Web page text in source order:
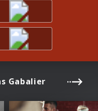
Gabalier